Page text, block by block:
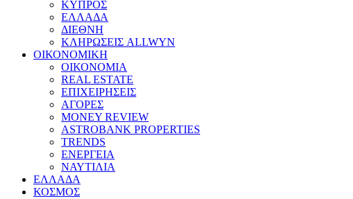
ΚΥΠΡΟΣ
ΕΛΛΑΔΑ
ΔΙΕΘΝΗ
ΚΛΗΡΩΣΕΙΣ ALLWYN
ΟΙΚΟΝΟΜΙΚΗ
ΟΙΚΟΝΟΜΙΑ
REAL ESTATE
ΕΠΙΧΕΙΡΗΣΕΙΣ
ΑΓΟΡΕΣ
MONEY REVIEW
ASTROBANK PROPERTIES
TRENDS
ΕΝΕΡΓΕΙΑ
ΝΑΥΤΙΛΙΑ
ΕΛΛΑΔΑ
ΚΟΣΜΟΣ